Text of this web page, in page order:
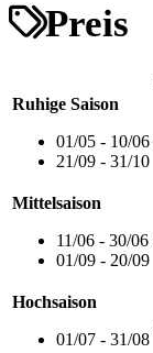
Preis
Ruhige Saison
01/05 - 10/06
21/09 - 31/10
Mittelsaison
11/06 - 30/06
01/09 - 20/09
Hochsaison
01/07 - 31/08